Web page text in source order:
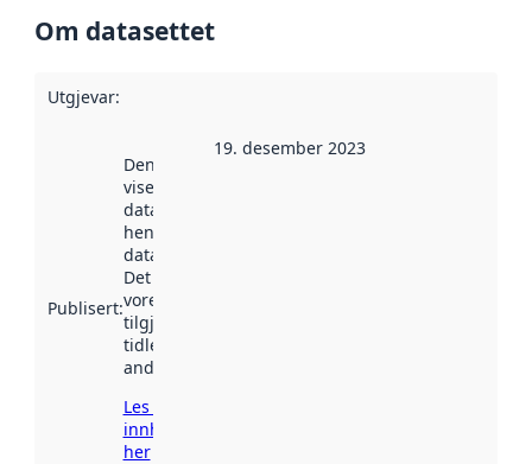
Om datasettet
Utgjevar:
Publisert:
Denne datoen
viser når
datasettet vart
henta inn av
data.norge.no.
Det kan ha
vore
tilgjengeleg
tidlegare
andre stader.
Les meir om
innhenting
her
19. desember 2023